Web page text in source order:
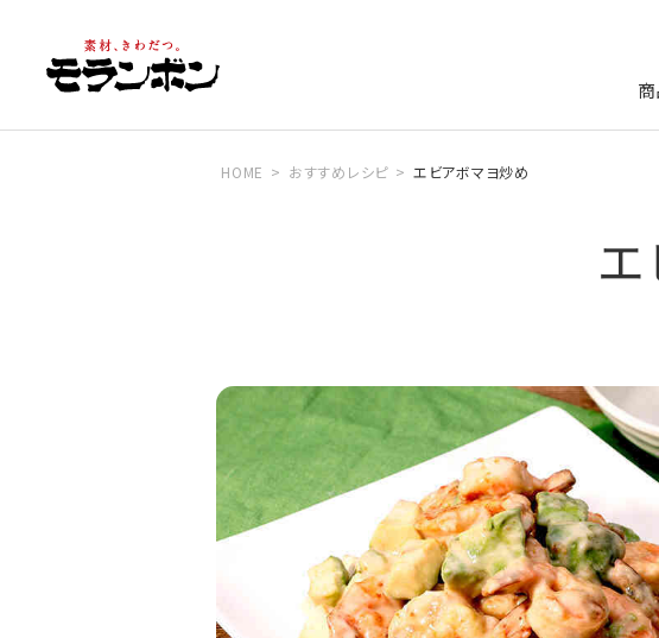
HOME おすすめレシピ エビアボマヨ炒め